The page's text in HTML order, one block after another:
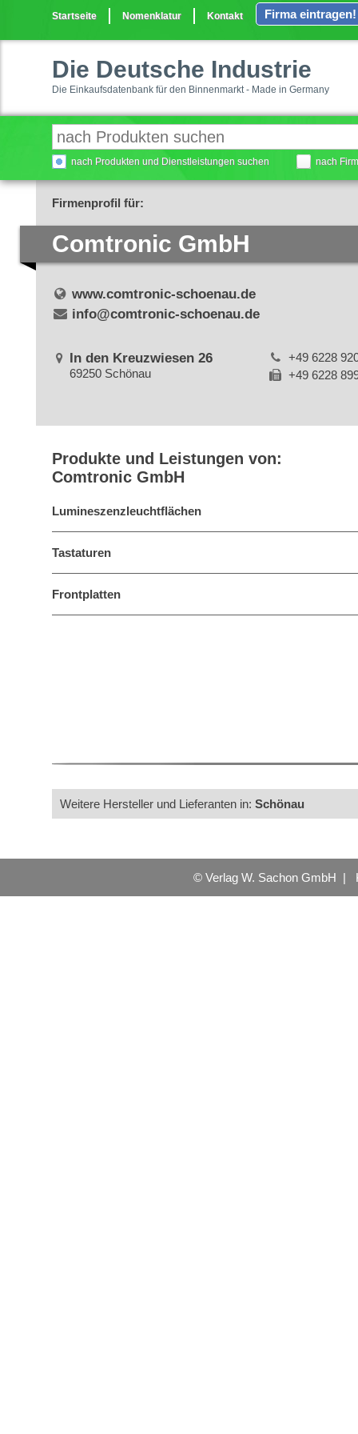
Startseite Nomenklatur Kontakt Firma eintragen!
Die Deutsche Industrie
Die Einkaufsdatenbank für den Binnenmarkt - Made in Germany
nach Produkten und Dienstleistungen suchen nach
Firmenprofil für:
Comtronic GmbH
www.comtronic-schoenau.de
info@comtronic-schoenau.de
In den Kreuzwiesen 26
69250 Schönau
+49 6228
+49 6228
Produkte und Leistungen von:
Comtronic GmbH
Lumineszenzleuchtflächen
Tastaturen
Frontplatten
Weitere Hersteller und Lieferanten in: Schönau
© Verlag W. Sachon GmbH |